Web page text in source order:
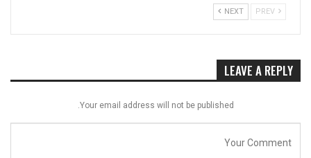
NEXT
LEAVE A REPLY
Your email address will not be published.